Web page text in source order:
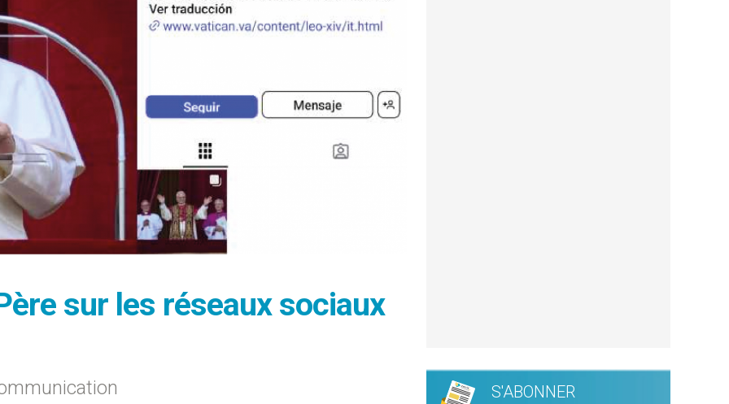
sur les réseaux sociaux
S'ABONNER